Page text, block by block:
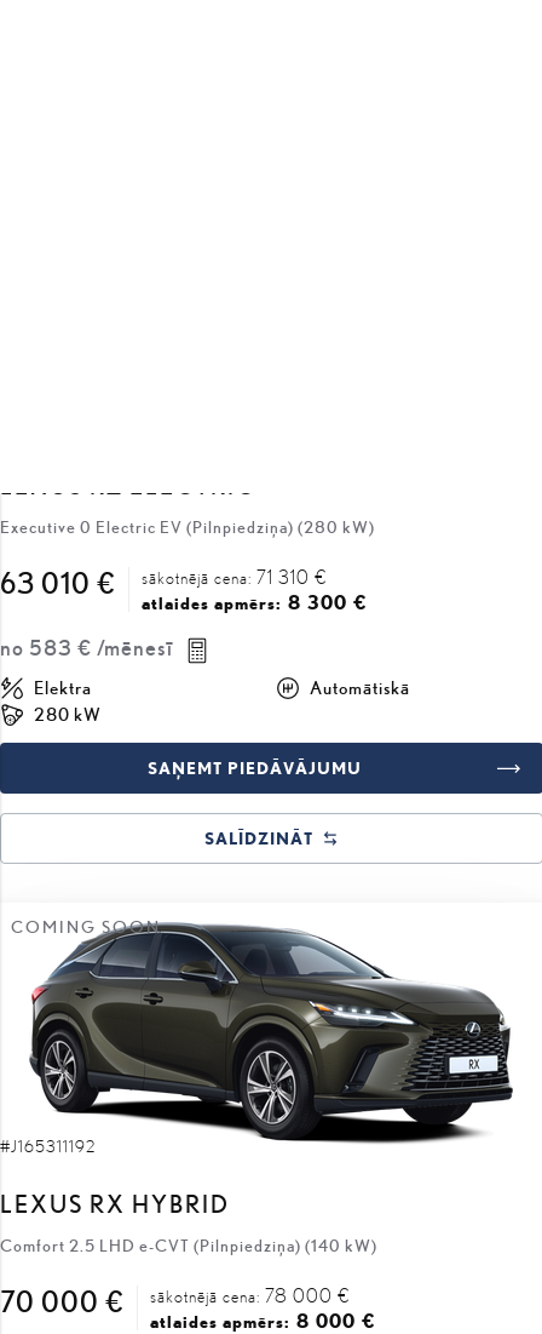
Executive 0 Electric EV (Pilnpiedziņa) (280 kW)
63 010 € sākotnējā cena: 71 310 €
atlaides apmērs: 8 300 €
no 583 € /mēnesī
Elektra
Automātiskā
280 kW
SAŅEMT PIEDĀVĀJUMU
SALĪDZINĀT
COMING SOON
#J165311192
LEXUS RX HYBRID
Comfort 2.5 LHD e-CVT (Pilnpiedziņa) (140 kW)
70 000 € sākotnējā cena: 78 000 €
atlaides apmērs: 8 000 €